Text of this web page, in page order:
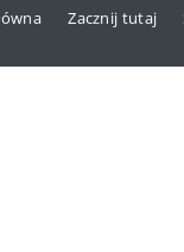
Zacznij tutaj